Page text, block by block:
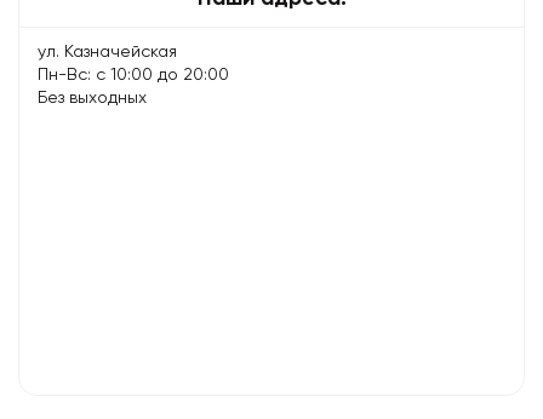
ул. Казначейская
Пн-Вс: с 10:00 до 20:00
Без выходных